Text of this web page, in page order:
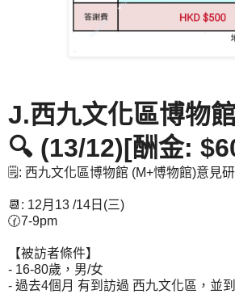
J.西九文化區博物
🔍 (13/12)[酬金:
🗒️: 西九文化區博物館 (M+愽物館)意見
📆: 12月13 /14日(三)
🕜7-9pm
【被訪者條件】
- 16-80歲，男/女
- 過去4個月 有到訪過 西九文化區，並